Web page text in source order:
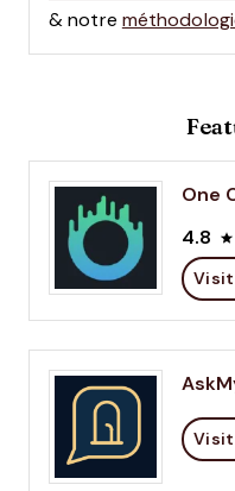
& notre
One
4.8